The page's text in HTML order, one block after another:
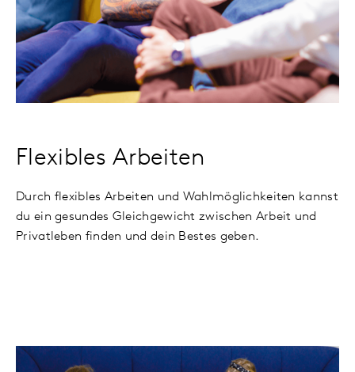
Flexibles Arbeiten
Durch flexibles Arbeiten und Wahlmöglichkeiten kannst
du ein gesundes Gleichgewicht zwischen Arbeit und
Privatleben finden und dein Bestes geben.